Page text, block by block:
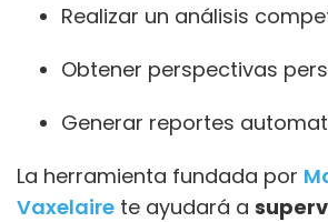
Realizar un análisis
Obtener perspectivas
Generar reportes
La herramienta fundada por
Vaxelaire te ayudará a